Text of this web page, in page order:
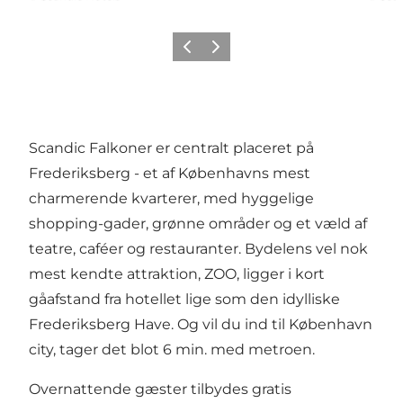
ForrigeNeste
Scandic Falkoner er centralt placeret på
Frederiksberg - et af Københavns mest
charmerende kvarterer, med hyggelige
shopping-gader, grønne områder og et væld af
teatre, caféer og restauranter. Bydelens vel nok
mest kendte attraktion, ZOO, ligger i kort
gåafstand fra hotellet lige som den idylliske
Frederiksberg Have. Og vil du ind til København
city, tager det blot 6 min. med metroen.
Overnattende gæster tilbydes gratis